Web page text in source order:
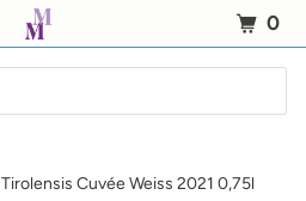
Tirolensis Cuvée Weiss 2021 0,75l
0